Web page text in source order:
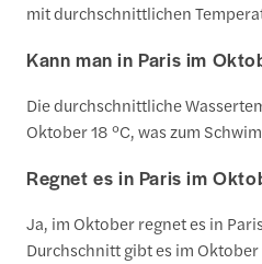
mit durchschnittlichen
Kann man in Paris im
Die durchschnittliche
Oktober 18 °C, was zum
Regnet es in Paris im
Ja, im Oktober regnet es in
Durchschnitt gibt es im Oktober